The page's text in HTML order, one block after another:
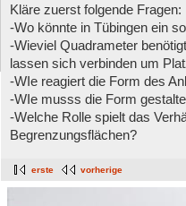
Kläre zuerst folgende Fragen:
-Wo könnte in Tübingen ein
-Wieviel Quadrameter
lassen sich verbinden um
-WIe reagiert die Form des
-WIe musss die Form
-Welche Rolle spielt das
Begrenzungsflächen?
erste vorherige